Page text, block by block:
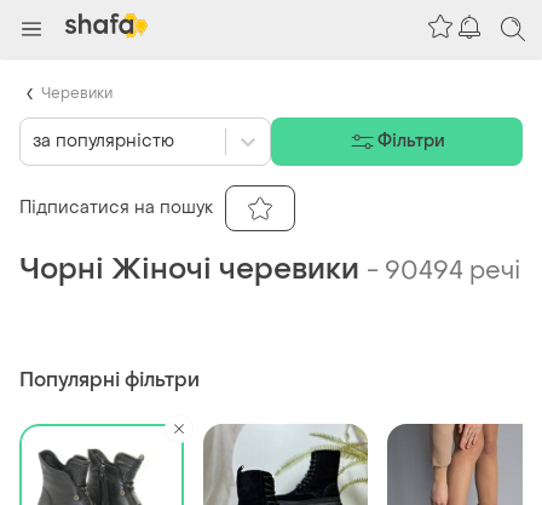
Чорні Жіночі черевики - 90494 речі
Популярні фільтри
за популярністю Фільтри
Підписатися на пошук
Черевики